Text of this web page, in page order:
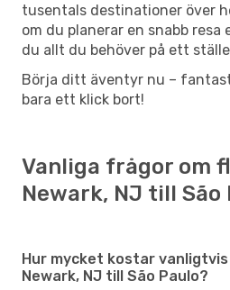
tusentals destinationer över
om du planerar en snabb
du allt du behöver på ett
Börja ditt äventyr nu –
bara ett klick bort!
Vanliga frågor om
Newark, NJ till São
Hur mycket kostar
Newark, NJ till São Paulo?